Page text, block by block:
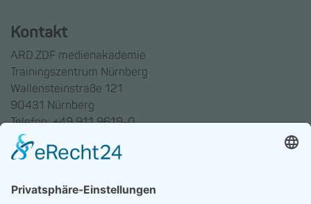
Kontakt
ARD.ZDF medienakademie
Trainingszentrum Nürnberg
Wallensteinstraße 121
90431 Nürnberg
Telefon: +49 911 9619-0
Trainingszentrum Hannover
30169 Hannover